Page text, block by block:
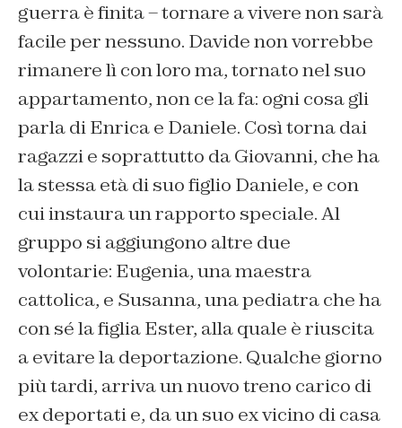
guerra è finita – tornare a vivere non sarà
facile per nessuno. Davide non vorrebbe
rimanere lì con loro ma, tornato nel suo
appartamento, non ce la fa: ogni cosa gli
parla di Enrica e Daniele. Così torna dai
ragazzi e soprattutto da Giovanni, che ha
la stessa età di suo figlio Daniele, e con
cui instaura un rapporto speciale. Al
gruppo si aggiungono altre due
volontarie: Eugenia, una maestra
cattolica, e Susanna, una pediatra che ha
con sé la figlia Ester, alla quale è riuscita
a evitare la deportazione. Qualche giorno
più tardi, arriva un nuovo treno carico di
ex deportati e, da un suo ex vicino di casa